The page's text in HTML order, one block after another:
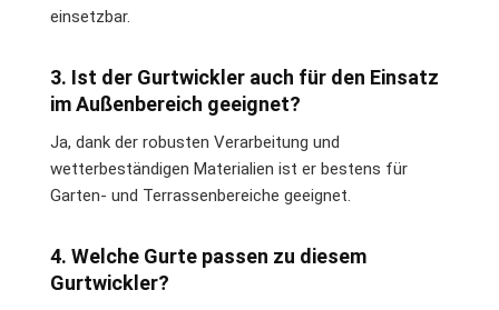
einsetzbar.
3. Ist der Gurtwickler auch für den Einsatz
im Außenbereich geeignet?
Ja, dank der robusten Verarbeitung und
wetterbeständigen Materialien ist er bestens für
Garten- und Terrassenbereiche geeignet.
4. Welche Gurte passen zu diesem
Gurtwickler?